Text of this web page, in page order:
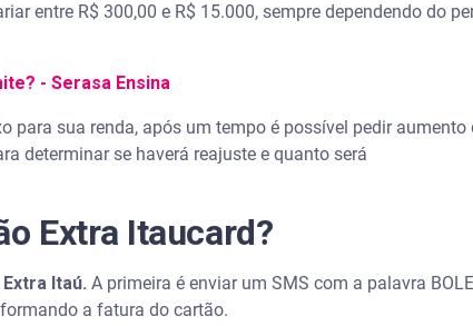
entre R$ 300,00 e R$ 15.000, sempre dependendo do
- Serasa Ensina
sua renda, após um tempo é possível pedir aumento
determinar se haverá reajuste e quanto será
Extra Itaucard?
Itaú. A primeira é enviar um SMS com a palavra
a fatura do cartão.